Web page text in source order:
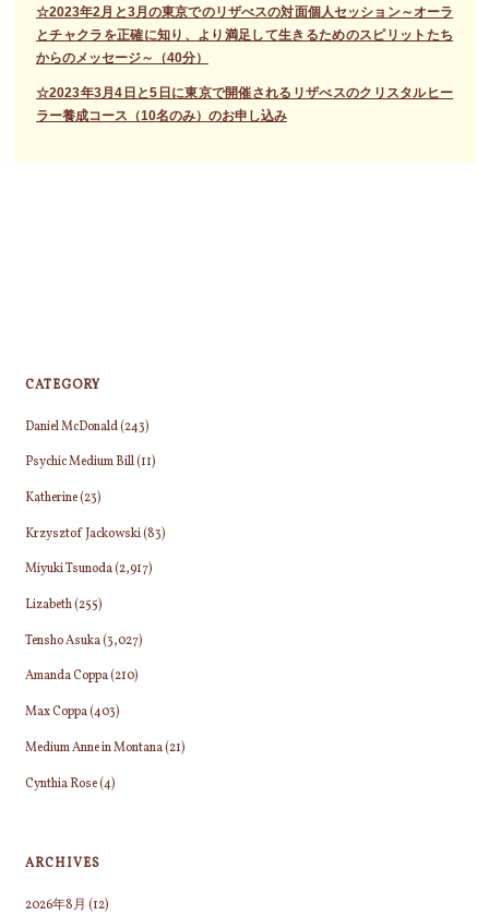
☆2023年2月と3月の東京でのリザべスの対面個人セッション～オーラ
とチャクラを正確に知り、より満足して生きるためのスピリットたち
からのメッセージ～（40分）
☆2023年3月4日と5日に東京で開催されるリザべスのクリスタルヒー
ラー養成コース（10名のみ）のお申し込み
CATEGORY
Daniel McDonald(243)
Psychic Medium Bill(11)
Katherine(23)
Krzysztof Jackowski(83)
Miyuki Tsunoda(2,917)
Lizabeth(255)
Tensho Asuka(3,027)
Amanda Coppa(210)
Max Coppa(403)
Medium Anne in Montana(21)
Cynthia Rose(4)
ARCHIVES
2026年8月 (12)